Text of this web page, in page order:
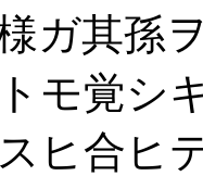
ガ其孫
モ覚シ
ヒ合ヒ